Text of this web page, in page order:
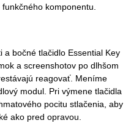
komponentu.
a bočné tlačidlo Essential Key
a screenshotov po dlhšom
reagovať. Meníme
modul. Pri výmene tlačidla
pocitu stlačenia, aby
ako pred opravou.